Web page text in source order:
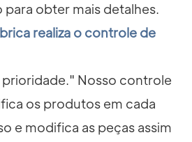
obter mais detalhes.
realiza o controle de
Nosso controle
os produtos em cada
e modifica as peças assim